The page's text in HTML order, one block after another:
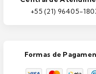
+55 (21) 96405-
Formas de